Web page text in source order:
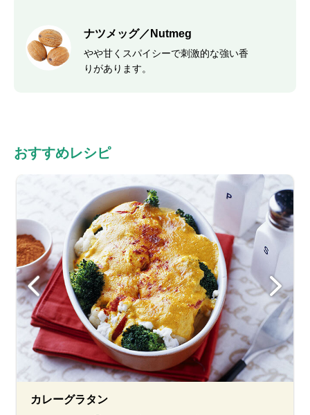
ナツメッグ／Nutmeg
やや甘くスパイシーで刺激的な強い香
りがあります。
おすすめレシピ
カレーグラタン